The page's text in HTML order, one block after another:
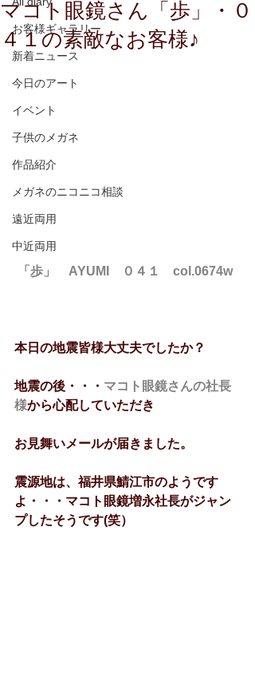
お客様ギャラリー
新着ニュース
今日のアート
イベント
子供のメガネ
作品紹介
メガネのニコニコ相談
遠近両用
中近両用
マコト眼鏡さん「歩」・０
４１の素敵なお客様♪
「歩」　AYUMI　０４１　col.0674w
本日の地震皆様大丈夫でしたか？
地震の後・・・ マコト眼鏡さんの社長
様から心配していただき
お見舞いメールが届きました。
震源地は、福井県鯖江市のようです
よ・・・マコト眼鏡増永社長がジャン
プしたそうです(笑）